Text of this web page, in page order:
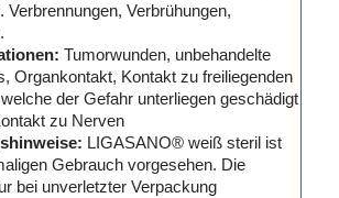
Verbrennungen, Verbrühungen,
Tumorwunden, unbehandelte
Organkontakt, Kontakt zu freiliegenden
der Gefahr unterliegen geschädigt
zu Nerven
LIGASANO® weiß steril ist
Gebrauch vorgesehen. Die
bei unverletzter Verpackung